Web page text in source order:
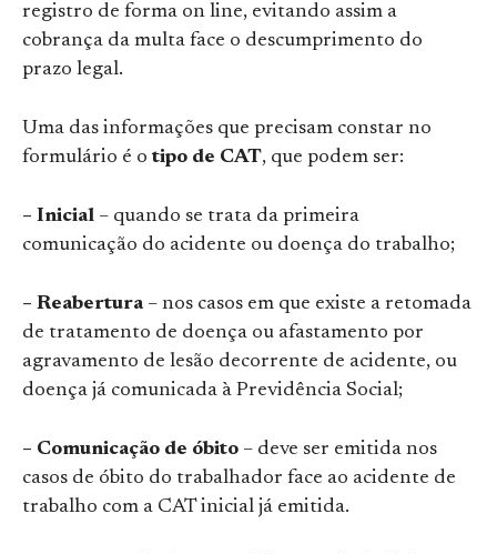
registro de forma on line, evitando assim a
cobrança da multa face o descumprimento do
prazo legal.
Uma das informações que precisam constar no
formulário é otipo de CAT, que podem ser:
– Inicial – quando se trata da primeira
comunicação do acidente ou doença do trabalho;
– Reabertura– nos casos em que existe a retomada
de tratamento de doença ou afastamento por
agravamento de lesão decorrente de acidente, ou
doença já comunicada à Previdência Social;
– Comunicação de óbito – deve ser emitida nos
casos de óbito do trabalhador face ao acidente de
trabalho com a CAT inicial já emitida.